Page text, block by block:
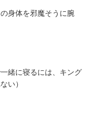
身体を邪魔そうに腕
緒に寝るには、キング
い）